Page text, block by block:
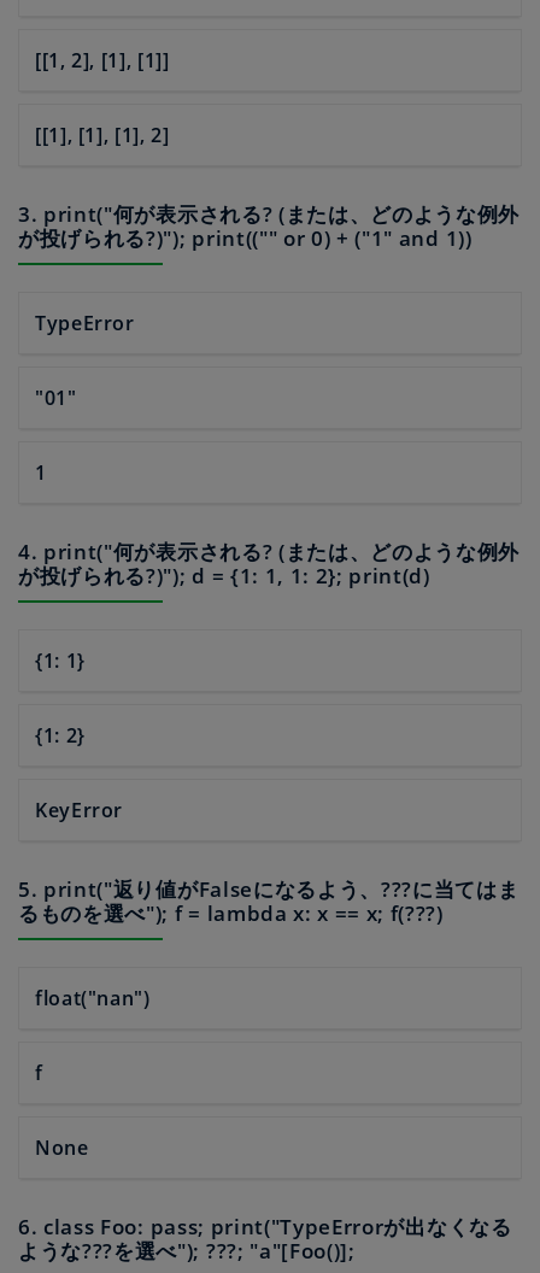
[[1, 2], [1], [1]]
[[1], [1], [1], 2]
3. print("何が表示される? (または、どのような例外
が投げられる?)"); print(("" or 0) + ("1" and 1))
TypeError
"01"
1
4. print("何が表示される? (または、どのような例外
が投げられる?)"); d = {1: 1, 1: 2}; print(d)
{1: 1}
{1: 2}
KeyError
5. print("返り値がFalseになるよう、???に当てはま
るものを選べ"); f = lambda x: x == x; f(???)
float("nan")
f
None
6. class Foo: pass; print("TypeErrorが出なくなる
ような???を選べ"); ???; "a"[Foo()];